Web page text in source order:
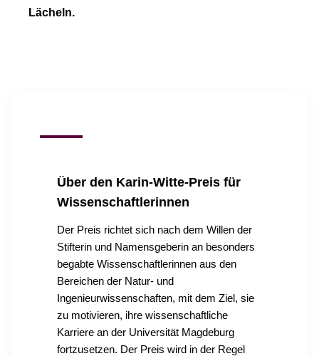
Lächeln.
Über den Karin-Witte-Preis für
Wissenschaftlerinnen
Der Preis richtet sich nach dem Willen der
Stifterin und Namensgeberin an besonders
begabte Wissenschaftlerinnen aus den
Bereichen der Natur- und
Ingenieurwissenschaften, mit dem Ziel, sie
zu motivieren, ihre wissenschaftliche
Karriere an der Universität Magdeburg
fortzusetzen. Der Preis wird in der Regel